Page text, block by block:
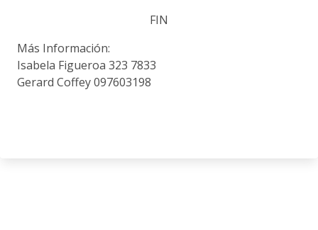
FIN
Más Información:
Isabela Figueroa 323 7833
Gerard Coffey 097603198